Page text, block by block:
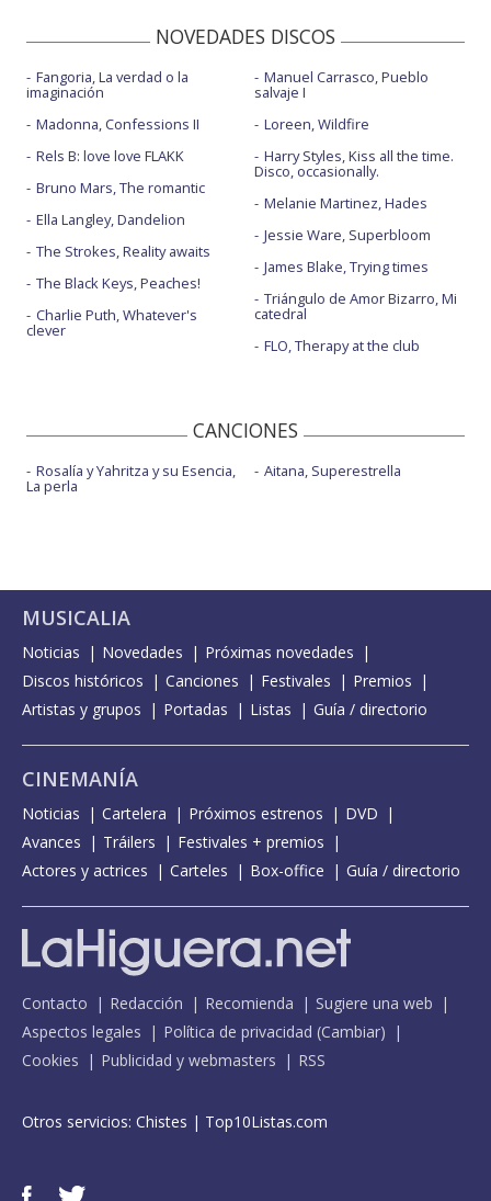
NOVEDADES DISCOS
Fangoria, La verdad o la
imaginación
Madonna, Confessions II
Rels B: love love FLAKK
Bruno Mars, The romantic
Ella Langley, Dandelion
The Strokes, Reality awaits
The Black Keys, Peaches!
Charlie Puth, Whatever's
clever
Manuel Carrasco, Pueblo
salvaje I
Loreen, Wildfire
Harry Styles, Kiss all the time.
Disco, occasionally.
Melanie Martinez, Hades
Jessie Ware, Superbloom
James Blake, Trying times
Triángulo de Amor Bizarro, Mi
catedral
FLO, Therapy at the club
CANCIONES
Rosalía y Yahritza y su Esencia,
La perla
Aitana, Superestrella
MUSICALIA
Noticias Novedades
Próximas novedades
Discos históricos
Canciones Festivales
Premios
Artistas y grupos
Portadas Listas Guía / directorio
CINEMANÍA
Noticias Cartelera Próximos estrenos
DVD
Avances
Tráilers
Festivales + premios
Actores y actrices
Carteles Box-office Guía / directorio
Contacto Redacción Recomienda
Sugiere una web
Aspectos legales
Política de privacidad (Cambiar)
Cookies
Publicidad y webmasters RSS
Otros servicios: Chistes | Top10Listas.com